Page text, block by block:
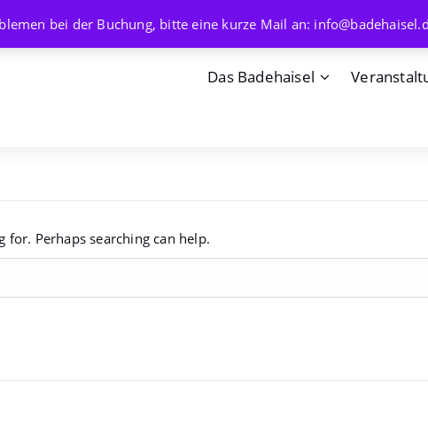
Das Badehaisel
for. Perhaps searching can help.
bei der Buchung, bitte eine kurze Mail an: